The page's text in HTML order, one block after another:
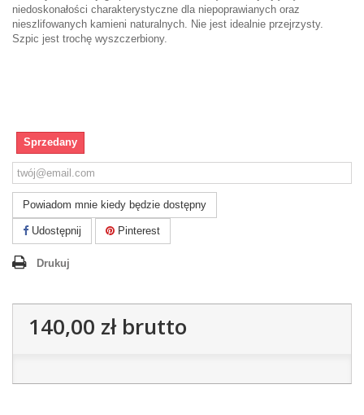
niedoskonałości charakterystyczne dla niepoprawianych oraz
nieszlifowanych kamieni naturalnych. Nie jest idealnie przejrzysty.
Szpic jest trochę wyszczerbiony.
Sprzedany
Powiadom mnie kiedy będzie dostępny
Udostępnij Pinterest
Drukuj
140,00 złbrutto